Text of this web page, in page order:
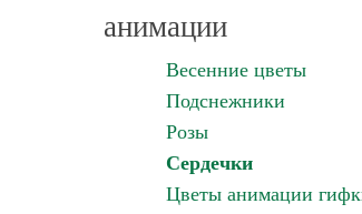
анимации
Весенние цветы
Подснежники
Розы
Сердечки
Цветы анимации